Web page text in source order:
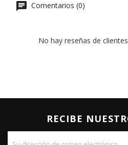
Comentarios (0)
No hay reseñas de
RECIBE